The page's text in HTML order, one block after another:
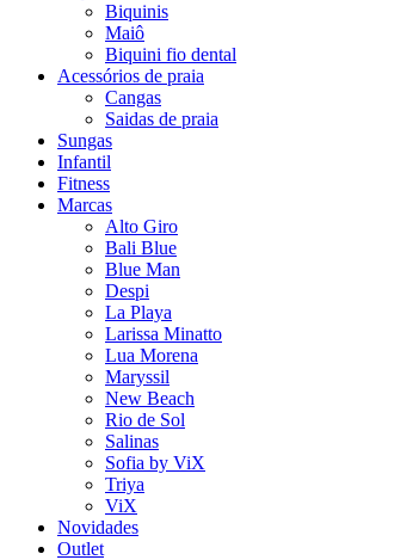
Biquinis
Maiô
Biquini fio dental
Acessórios de praia
Cangas
Saidas de praia
Sungas
Infantil
Fitness
Marcas
Alto Giro
Bali Blue
Blue Man
Despi
La Playa
Larissa Minatto
Lua Morena
Maryssil
New Beach
Rio de Sol
Salinas
Sofia by ViX
Triya
ViX
Novidades
Outlet